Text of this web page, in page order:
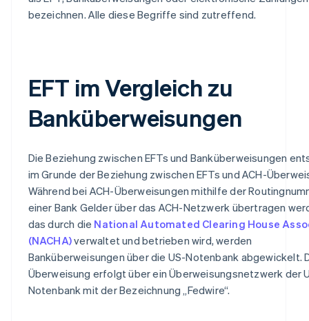
bezeichnen. Alle diese Begriffe sind zutreffend.
EFT im Vergleich zu
Banküberweisungen
Die Beziehung zwischen EFTs und Banküberweisungen
im Grunde der Beziehung zwischen EFTs und ACH-
Während bei ACH-Überweisungen mithilfe der
einer Bank Gelder über das ACH-Netzwerk übertragen
das durch die National Automated Clearing House
(NACHA)verwaltet und betrieben wird, werden
Banküberweisungen über die US-Notenbank abgewickelt.
Überweisung erfolgt über ein Überweisungsnetzwerk der
Notenbank mit der Bezeichnung „Fedwire“.